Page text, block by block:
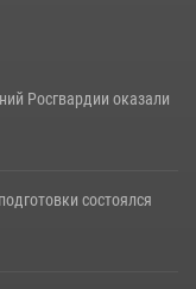
Росгвардии оказали
состоялся